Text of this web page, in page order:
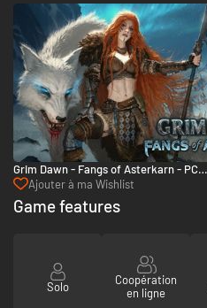
Grim Dawn - Fangs of Asterkarn - PC
(Steam)
Ajouter à ma Wishlist
Game features
Solo
Coopération
en ligne